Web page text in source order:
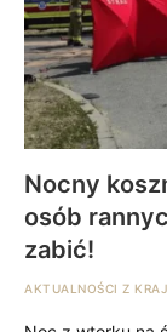
Nocny
osób
zabić!
AKTUALNOŚCI Z